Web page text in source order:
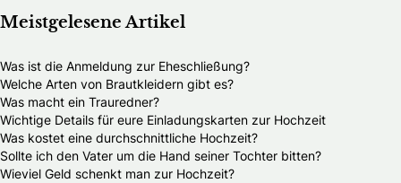
Meistgelesene Artikel
Was ist die Anmeldung zur Eheschließung?
Welche Arten von Brautkleidern gibt es?
Was macht ein Trauredner?
Wichtige Details für eure Einladungskarten zur Hochzeit
Was kostet eine durchschnittliche Hochzeit?
Sollte ich den Vater um die Hand seiner Tochter bitten?
Wieviel Geld schenkt man zur Hochzeit?